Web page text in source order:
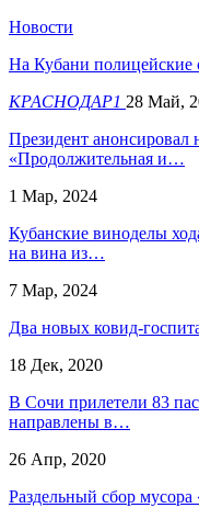
Новости
На Кубани
КРАСНОДАР1 28 Май,
Президент
«Продолжительная и…
1 Мар, 2024
Кубанские виноделы
на вина из…
7 Мар, 2024
Два новых ковид-
18 Дек, 2020
В Сочи прилетели 83
направлены в…
26 Апр, 2020
Раздельный сбор